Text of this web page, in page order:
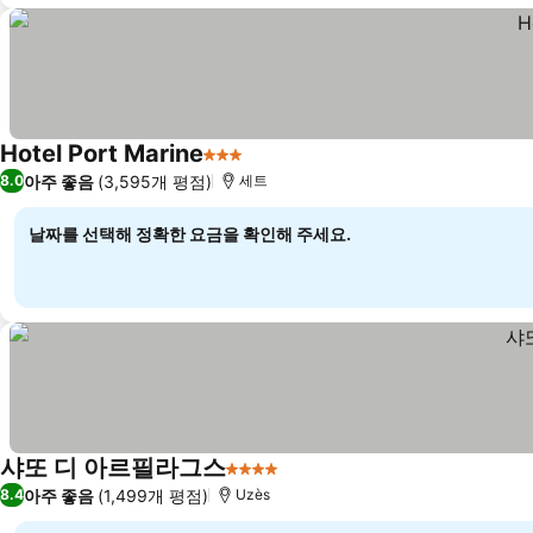
Hotel Port Marine3 성급
8.0아주 좋음 (3,595개 평점) 세트
날짜를 선택해 정확한 요금을 확인해 주세요.
샤또 디 아르필라그스4 성급
8.4아주 좋음 (1,499개 평점) Uzès